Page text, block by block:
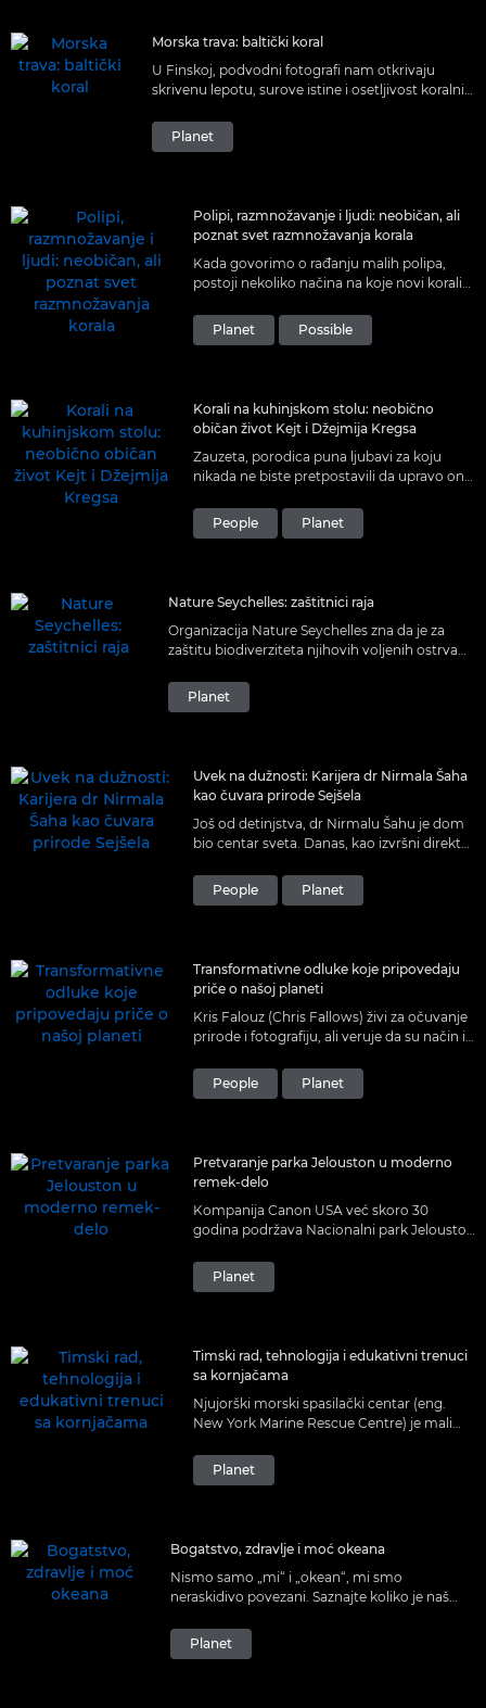
Morska trava: baltički koral
U Finskoj, podvodni fotografi nam otkrivaju
skrivenu lepotu, surove istine i osetljivost koralnih
Planet
Polipi, razmnožavanje i ljudi: neobičan, ali
poznat svet razmnožavanja korala
Kada govorimo o rađanju malih polipa,
postoji nekoliko načina na koje novi korali
neobično poznato.
Planet Possible
Korali na kuhinjskom stolu: neobično
običan život Kejt i Džejmija Kregsa
Zauzeta, porodica puna ljubavi za koju
nikada ne biste pretpostavili da upravo oni
Džejmi i Kejt iz kompanije Coral Spawning
International.
People Planet
Nature Seychelles: zaštitnici raja
Organizacija Nature Seychelles zna da je za
zaštitu biodiverziteta njihovih voljenih ostrva
puno inovacija.
Planet
Uvek na dužnosti: Karijera dr Nirmala Šaha
kao čuvara prirode Sejšela
Još od detinjstva, dr Nirmalu Šahu je dom
bio centar sveta. Danas, kao izvršni direktor
očuvanje dragocenog ekosistema, koji je i
naš.
People Planet
Transformativne odluke koje pripovedaju
priče o našoj planeti
Kris Falouz (Chris Fallows) živi za očuvanje
prirode i fotografiju, ali veruje da su način i
važni kao i priče koje one pričaju.
People Planet
Pretvaranje parka Jelouston u moderno
remek-delo
Kompanija Canon USA već skoro 30
godina podržava Nacionalni park Jelouston
park milionima ljudi.
Planet
Timski rad, tehnologija i edukativni trenuci
sa kornjačama
Njujorški morski spasilački centar (eng.
New York Marine Rescue Centre) je mali
Canon USA pomaže da se prate kornjače i
edukuju mladi zaštitnici prirode.
Planet
Bogatstvo, zdravlje i moć okeana
Nismo samo „mi“ i „okean“, mi smo
neraskidivo povezani. Saznajte koliko je naš
život – i našu budućnost.
Planet